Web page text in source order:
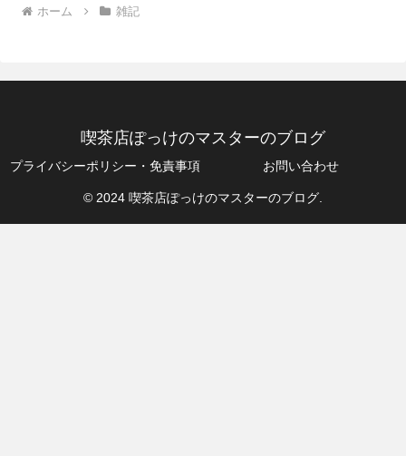
ホーム 雑記
喫茶店ぽっけのマスターのブログ
プライバシーポリシー・免責事項 お問い合わせ
© 2024 喫茶店ぽっけのマスターのブログ.